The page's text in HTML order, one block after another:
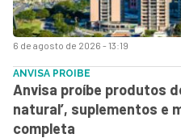
6 de agosto de 2026 - 13:19
ANVISA PROIBE
Anvisa proíbe produtos
natural’, suplementos e
completa